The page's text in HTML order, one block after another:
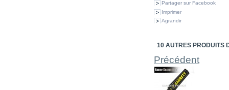
Partager sur Facebook
Imprimer
Agrandir
10 AUTRES PRODUITS
Précédent